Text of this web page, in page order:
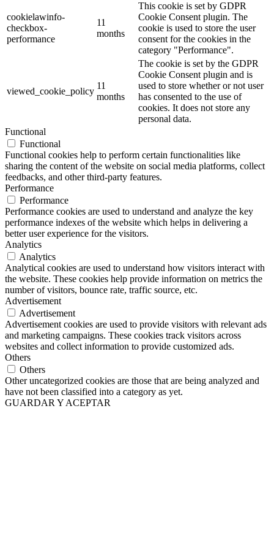
cookielawinfo-
checkbox-
performance
11
months
This cookie is set by GDPR
Cookie Consent plugin. The
cookie is used to store the user
consent for the cookies in the
category "Performance".
viewed_cookie_policy
11
months
The cookie is set by the GDPR
Cookie Consent plugin and is
used to store whether or not user
has consented to the use of
cookies. It does not store any
personal data.
Functional
Functional
Functional cookies help to perform certain functionalities like
sharing the content of the website on social media platforms, collect
feedbacks, and other third-party features.
Performance
Performance
Performance cookies are used to understand and analyze the key
performance indexes of the website which helps in delivering a
better user experience for the visitors.
Analytics
Analytics
Analytical cookies are used to understand how visitors interact with
the website. These cookies help provide information on metrics the
number of visitors, bounce rate, traffic source, etc.
Advertisement
Advertisement
Advertisement cookies are used to provide visitors with relevant ads
and marketing campaigns. These cookies track visitors across
websites and collect information to provide customized ads.
Others
Others
Other uncategorized cookies are those that are being analyzed and
have not been classified into a category as yet.
GUARDAR Y ACEPTAR